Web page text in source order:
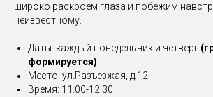
широко раскроем глаза и побежим
неизвестному.
Даты: каждый понедельник и четверг
формируется)
Место: ул.Разъезжая, д.12
Время: 11.00-12.30